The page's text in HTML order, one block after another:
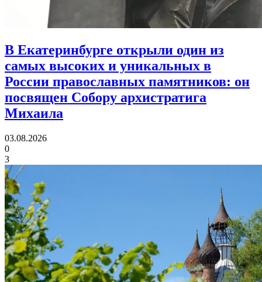
В Екатеринбурге открыли один из
самых высоких и уникальных в
России православных памятников: он
посвящен Собору архистратига
Михаила
03.08.2026
0
3